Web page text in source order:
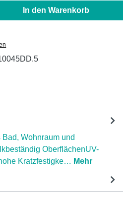
Gib den gewünschten
In den Warenkorb
Wohnraum und
OberflächenUV-
Kratzfestigke… Mehr